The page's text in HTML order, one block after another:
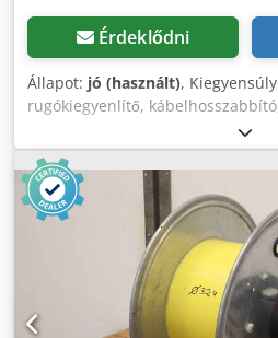
Érdeklődni
Állapot: jó (használt),
rugókiegyenlítő,
Crodpfoinwumsx Ab Ejf -Gyártó:
kiegyenlítő -Teherbírás: 1-3 kg -
rugókiegyenlítő kapható - Ár:
260/200/135 mm -Város súlya: 3